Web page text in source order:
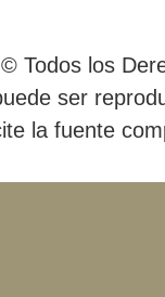
© Todos los
ser
la fuente